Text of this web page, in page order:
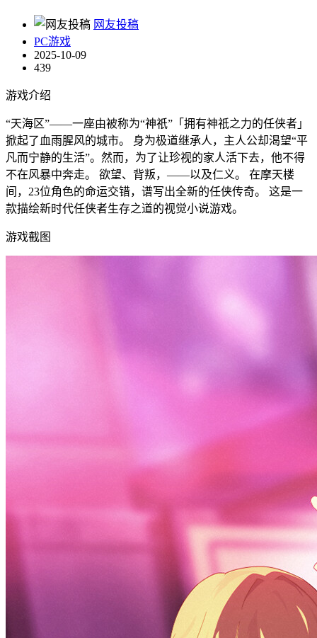
网友投稿
PC游戏
2025-10-09
439
游戏介绍
“天海区”——一座由被称为“神祇”「拥有神祇之力的任侠者」
掀起了血雨腥风的城市。 身为极道继承人，主人公却渴望“平
凡而宁静的生活”。然而，为了让珍视的家人活下去，他不得
不在风暴中奔走。 欲望、背叛，——以及仁义。 在摩天楼
间，23位角色的命运交错，谱写出全新的任侠传奇。 这是一
款描绘新时代任侠者生存之道的视觉小说游戏。
游戏截图